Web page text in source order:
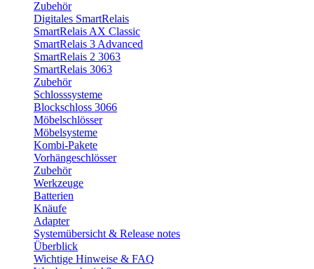
Zubehör
Digitales SmartRelais
SmartRelais AX Classic
SmartRelais 3 Advanced
SmartRelais 2 3063
SmartRelais 3063
Zubehör
Schlosssysteme
Blockschloss 3066
Möbelschlösser
Möbelsysteme
Kombi-Pakete
Vorhängeschlösser
Zubehör
Werkzeuge
Batterien
Knäufe
Adapter
Systemübersicht & Release notes
Überblick
Wichtige Hinweise & FAQ